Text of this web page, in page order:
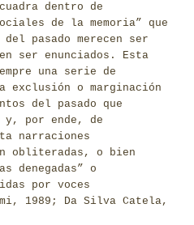
dentro de
de la memoria” que
pasado merecen ser
ser enunciados. Esta
una serie de
o marginación
del pasado que
y, por ende, de
narraciones
obliteradas, o bien
denegadas” o
por voces
1989; Da Silva Catela,